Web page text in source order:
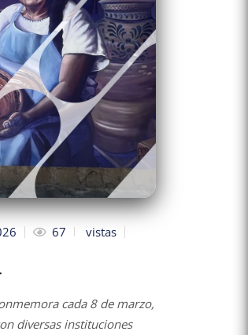
67 vistas
cada 8 de marzo,
diversas instituciones